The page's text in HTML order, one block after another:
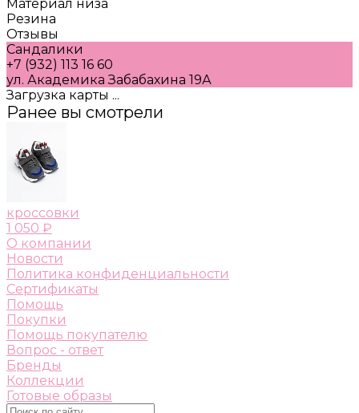
Материал низа
Резина
Отзывы
Сандалики
+7 (932) 113 16 60
ул. Академика Забабахина 19А
Загрузка карты ...
Ранее вы смотрели
кроссовки
1 050 ₽
О компании
Новости
Политика конфиденциальности
Сертификаты
Помощь
Покупки
Помощь покупателю
Вопрос - ответ
Бренды
Коллекции
Готовые образы